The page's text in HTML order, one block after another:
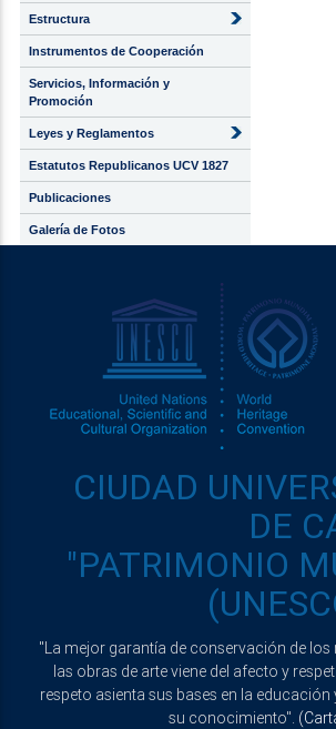
Estructura
Instrumentos de Cooperación
Servicios, Información y
Promoción
Leyes y Reglamentos
Estatutos Republicanos UCV 1827
Publicaciones
Galería de Fotos
CIUDAD
DE
"PATRIMONIO
"La mejor garantía de conservación de
las obras de arte viene del afecto y
respeto asienta sus bases en la
su conocimiento".